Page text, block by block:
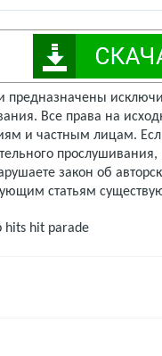
предназначены
Все права на
и частным лицам.
закон об
статьям
hits hit parade